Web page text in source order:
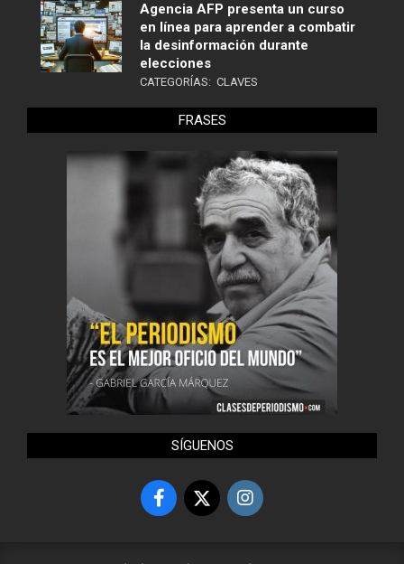
Agencia AFP presenta un curso
en línea para aprender a combatir
la desinformación durante
elecciones
CATEGORÍAS: CLAVES
FRASES
SÍGUENOS